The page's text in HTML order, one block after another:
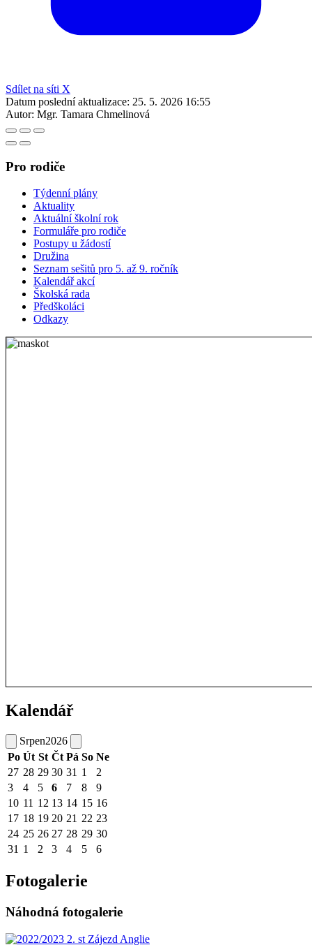
Sdílet na síti X
Datum poslední aktualizace: 25. 5. 2026 16:55
Autor: Mgr. Tamara Chmelinová
Pro rodiče
Týdenní plány
Aktuality
Aktuální školní rok
Formuláře pro rodiče
Postupy u žádostí
Družina
Seznam sešitů pro 5. až 9. ročník
Kalendář akcí
Školská rada
Předškoláci
Odkazy
Kalendář
Srpen2026
Po Út St Čt Pá So Ne
27 28 29 30 31 1
2
3
4 5 6 7 8
9
10 11 12 13 14 15 16
17 18 19 20 21 22 23
24 25 26 27 28 29 30
31 1 2 3 4 5 6
Fotogalerie
Náhodná fotogalerie